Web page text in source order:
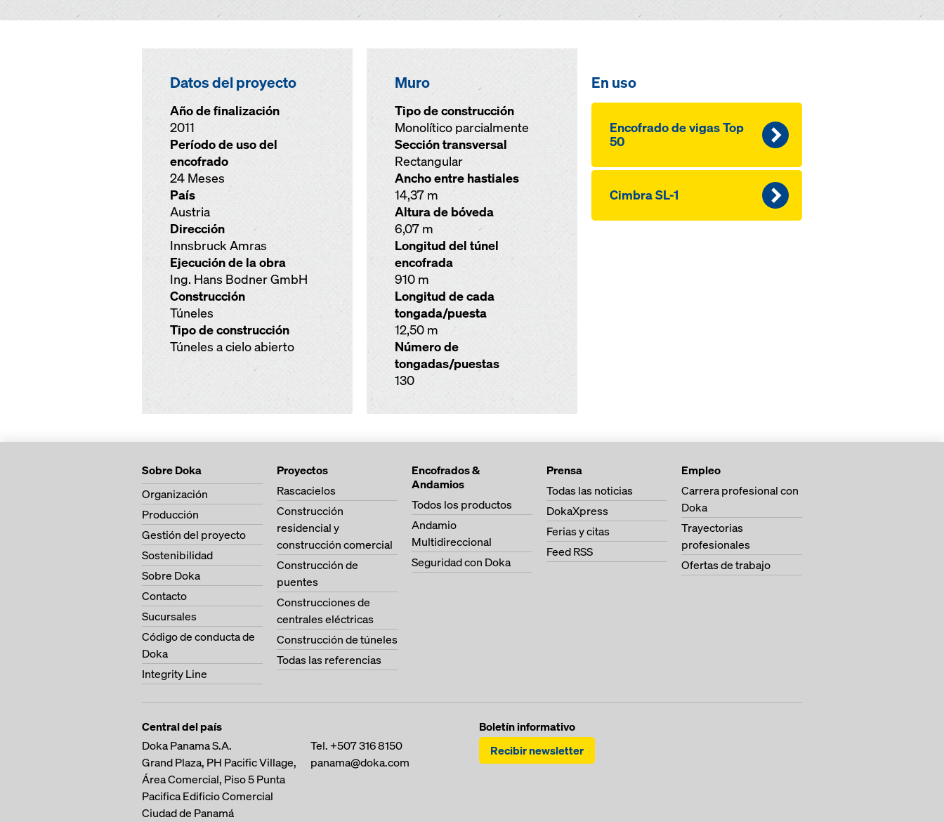
Datos del proyecto
Año de finalización
2011
Período de uso del
encofrado
24 Meses
País
Austria
Dirección
Innsbruck Amras
Ejecución de la obra
Ing. Hans Bodner GmbH
Construcción
Túneles
Tipo de construcción
Túneles a cielo abierto
Muro
Tipo de construcción
Monolítico parcialmente
Sección transversal
Rectangular
Ancho entre hastiales
14,37 m
Altura de bóveda
6,07 m
Longitud del túnel
encofrada
910 m
Longitud de cada
tongada/puesta
12,50 m
Número de
tongadas/puestas
130
En uso
Encofrado de vigas Top
50
Cimbra SL-1
Sobre Doka
Organización
Producción
Gestión del proyecto
Sostenibilidad
Sobre Doka
Contacto
Sucursales
Código de conducta de
Doka
Integrity Line
Proyectos
Rascacielos
Construcción
residencial y
construcción comercial
Construcción de
puentes
Construcciones de
centrales eléctricas
Construcción de túneles
Todas las referencias
Encofrados &
Andamios
Todos los productos
Andamio
Multidireccional
Seguridad con Doka
Prensa
Todas las noticias
DokaXpress
Ferias y citas
Feed RSS
Empleo
Carrera profesional con
Doka
Trayectorias
profesionales
Ofertas de trabajo
Central del país
Doka Panama S.A.
Grand Plaza, PH Pacific Village,
Área Comercial, Piso 5Punta
PacificaEdificio Comercial
Ciudad de Panamá
Tel.+507 316 8150
panama@doka.com
Boletín informativo
Recibir newsletter